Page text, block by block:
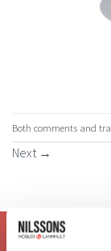
Both comments and
Next →